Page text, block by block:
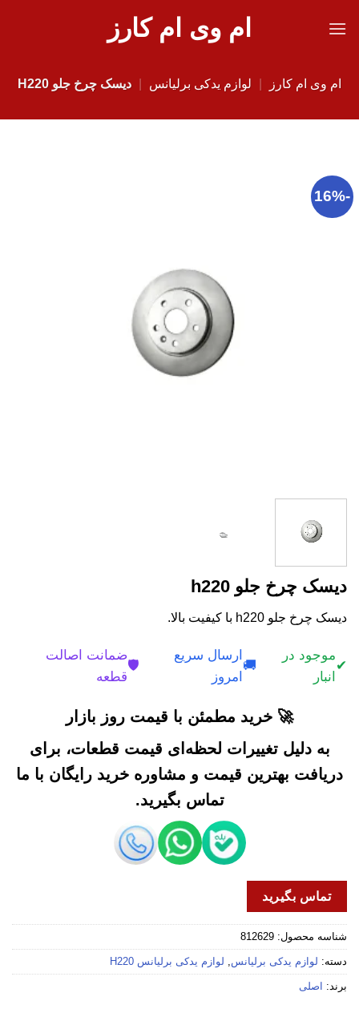
ام وی ام کارز
ام وی ام کارز لوازم یدکی برلیانس دیسک چرخ جلو H220
-16%
دیسک چرخ جلو h220
دیسک چرخ جلو h220 با کیفیت بالا.
✔
موجود در
انبار
🚚
ارسال سریع
امروز
🛡️
ضمانت اصالت
قطعه
🚀 خرید مطمئن با قیمت روز بازار
به دلیل تغییرات لحظه‌ای قیمت قطعات، برای
دریافت بهترین قیمت و مشاوره خرید رایگان با ما
تماس بگیرید.
تماس بگیرید
شناسه محصول: 812629
دسته: لوازم یدکی برلیانس, لوازم یدکی برلیانس H220
برند: اصلی